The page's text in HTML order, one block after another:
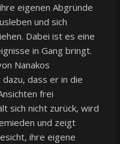
eigenen Abgründe
und sich
Dabei ist es eine
in Gang bringt.
Nanakos
dass er in die
frei
sich nicht zurück, wird
und zeigt
ihre eigene